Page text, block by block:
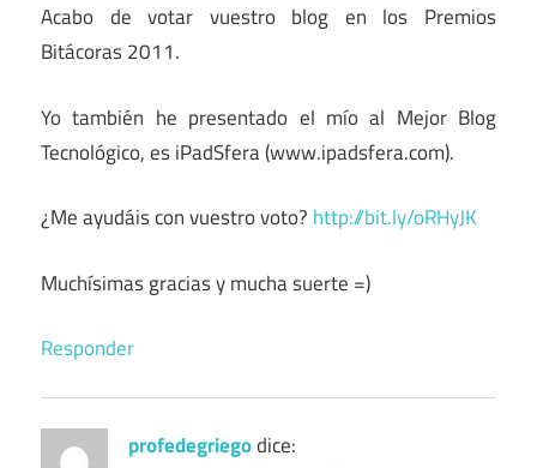
Acabo de votar vuestro blog en los Premios
Bitácoras 2011.
Yo también he presentado el mío al Mejor Blog
Tecnológico, es iPadSfera (www.ipadsfera.com).
¿Me ayudáis con vuestro voto? http://bit.ly/oRHyJK
Muchísimas gracias y mucha suerte =)
Responder
profedegriegodice: